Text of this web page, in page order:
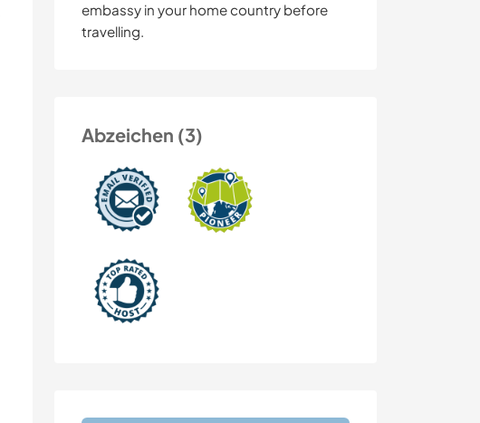
embassy in your home country before
travelling.
Abzeichen (3)